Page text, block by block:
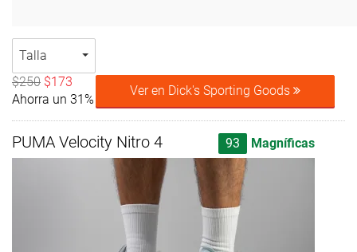
Talla
$250 $173
Ahorra un 31%
Ver en Dick's Sporting Goods
PUMA Velocity Nitro 4 93 Magníficas